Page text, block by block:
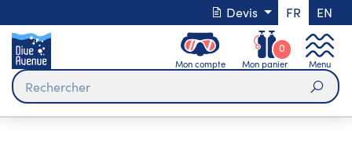
Devis FR EN
Mon compte Mon panier
0
Menu